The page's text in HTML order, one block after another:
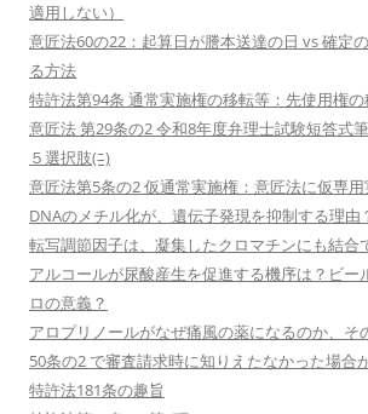
適用しない）
意匠法60の22：起算日が謄本送達の日 vs 確定
る方法
特許法第94条 通常実施権の移転等：先使用権の
意匠法 第29条の2 令和8年度弁理士試験短答式
５選択肢(ﾆ)
意匠法第5条の2 仮通常実施権：意匠法に仮専
DNAのメチル化が、遺伝子発現を抑制する理由
転写調節因子は、凝集したクロマチンにも結合
アルコールが尿酸産生を促進する機序は？ビー
ロの意義？
アロプリノールがなぜ痛風の薬になるのか、そ
50条の2 で審査請求時に知りえたなかった場合
特許法181条の趣旨